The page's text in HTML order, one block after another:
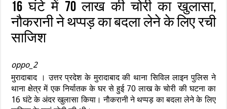
16 घंटे में 70 लाख की चोरी का खुलासा,
नौकरानी ने थप्पड़ का बदला लेने के लिए रची
साजिश
oppo_2
मुरादाबाद । उत्तर प्रदेश के मुरादाबाद की थाना सिविल लाइन पुलिस ने
थाना क्षेत्र में एक निर्यातक के घर से हुई 70 लाख के चोरी की घटना का
16 घंटे के अंदर खुलासा किया। नाैकरानी ने थप्पड़ का बदला लेने के लिए